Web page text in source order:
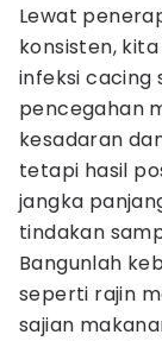
Lewat
konsisten,
infeksi cacing
pencegahan
kesadaran
tetapi hasil
jangka
tindakan
Bangunlah
seperti rajin
sajian